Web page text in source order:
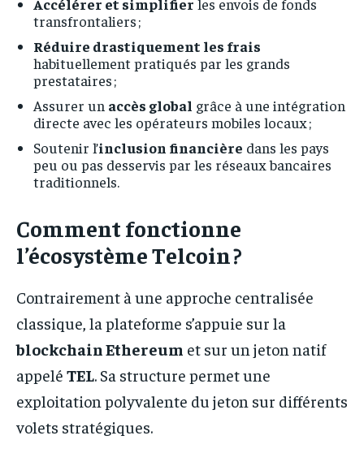
transfrontaliers ;
Réduire drastiquement les frais
habituellement pratiqués par les grands
prestataires ;
Assurer un accès global grâce à une intégration
directe avec les opérateurs mobiles locaux ;
Soutenir l’inclusion financière dans les pays
peu ou pas desservis par les réseaux bancaires
traditionnels.
Comment fonctionne
l’écosystème Telcoin ?
Contrairement à une approche centralisée
classique, la plateforme s’appuie sur la
blockchain Ethereum et sur un jeton natif
appelé TEL. Sa structure permet une
exploitation polyvalente du jeton sur différents
volets stratégiques.